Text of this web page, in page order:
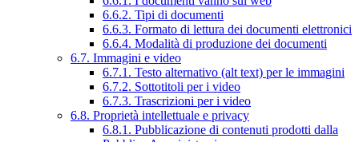
6.6.2. Tipi di documenti
6.6.3. Formato di lettura dei documenti elettronici
6.6.4. Modalità di produzione dei documenti
6.7. Immagini e video
6.7.1. Testo alternativo (alt text) per le immagini
6.7.2. Sottotitoli per i video
6.7.3. Trascrizioni per i video
6.8. Proprietà intellettuale e privacy
6.8.1. Pubblicazione di contenuti prodotti dalla